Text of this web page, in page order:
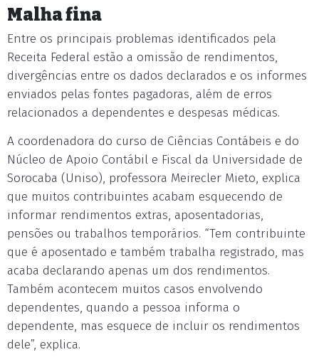
Malha fina
Entre os principais problemas identificados pela
Receita Federal estão a omissão de rendimentos,
divergências entre os dados declarados e os informes
enviados pelas fontes pagadoras, além de erros
relacionados a dependentes e despesas médicas.
A coordenadora do curso de Ciências Contábeis e do
Núcleo de Apoio Contábil e Fiscal da Universidade de
Sorocaba (Uniso), professora Meirecler Mieto, explica
que muitos contribuintes acabam esquecendo de
informar rendimentos extras, aposentadorias,
pensões ou trabalhos temporários. “Tem contribuinte
que é aposentado e também trabalha registrado, mas
acaba declarando apenas um dos rendimentos.
Também acontecem muitos casos envolvendo
dependentes, quan­do a pessoa informa o
dependente, mas esquece de incluir os rendimentos
dele”, explica.